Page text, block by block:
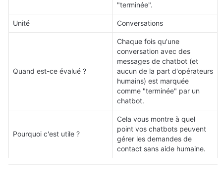
"terminée".
Unité Conversations
Quand est-ce évalué ?
Chaque fois qu'une
conversation avec des
messages de chatbot (et
aucun de la part d'opérateurs
humains) est marquée
comme "terminée" par un
chatbot.
Pourquoi c'est utile ?
Cela vous montre à quel
point vos chatbots peuvent
gérer les demandes de
contact sans aide humaine.